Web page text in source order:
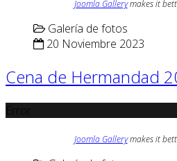
Joomla Gallerymakes it
Galería de fotos
20 Noviembre 2023
Cena de Hermandad
Joomla Gallerymakes it